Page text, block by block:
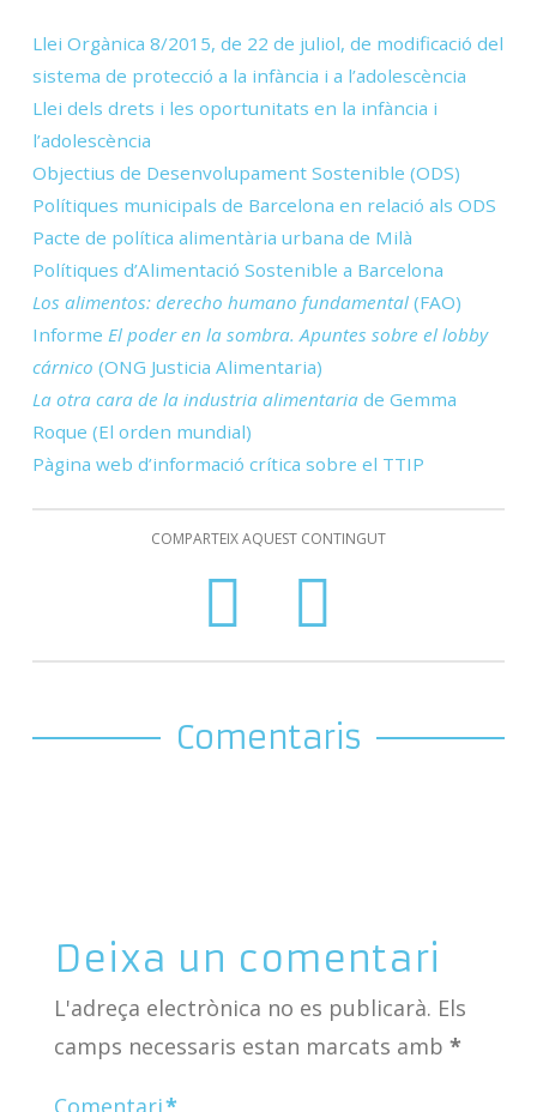
Llei Orgànica 8/2015, de 22 de juliol, de modificació del
sistema de protecció a la infància i a l’adolescència
Llei dels drets i les oportunitats en la infància i
l’adolescència
Objectius de Desenvolupament Sostenible (ODS)
Polítiques municipals de Barcelona en relació als ODS
Pacte de política alimentària urbana de Milà
Polítiques d’Alimentació Sostenible a Barcelona
Los alimentos: derecho humano fundamental(FAO)
Informe El poder en la sombra. Apuntes sobre el lobby
cárnico (ONG Justicia Alimentaria)
La otra cara de la industria alimentariade Gemma
Roque (El orden mundial)
Pàgina web d’informació crítica sobre el TTIP
COMPARTEIX AQUEST CONTINGUT
Comentaris
Deixa un comentari
L'adreça electrònica no es publicarà. Els
camps necessaris estan marcats amb *
Comentari*